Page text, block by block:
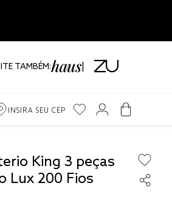
TAMBÉM:
INSIRA SEU CEP
King 3 peças
Lux 200 Fios